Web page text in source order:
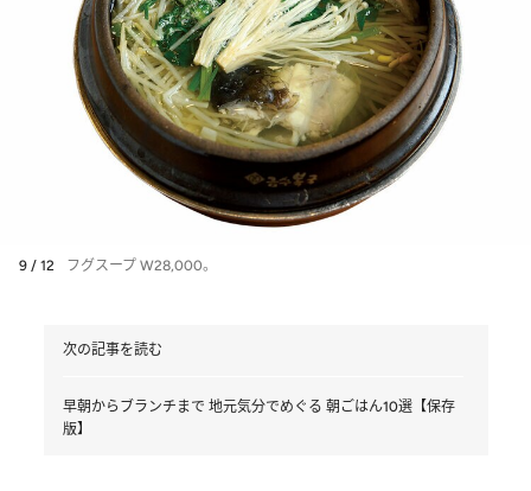
9 / 12 フグスープ W28,000。
次の記事を読む
早朝からブランチまで 地元気分でめぐる 朝ごはん10選【保存
版】